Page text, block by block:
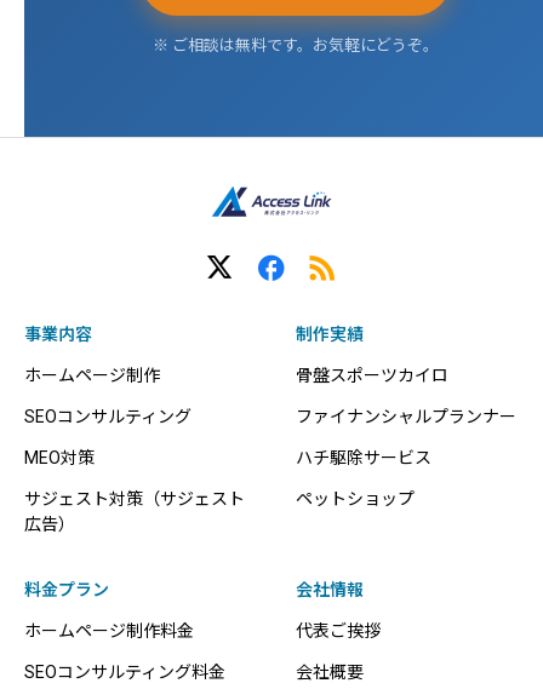
※ ご相談は無料です。お気軽にどうぞ。
事業内容
ホームページ制作
SEOコンサルティング
MEO対策
サジェスト対策（サジェスト
広告）
制作実績
骨盤スポーツカイロ
ファイナンシャルプランナー
ハチ駆除サービス
ペットショップ
料金プラン
ホームページ制作料金
SEOコンサルティング料金
会社情報
代表ご挨拶
会社概要